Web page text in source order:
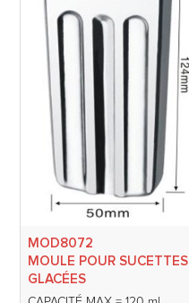
MOD8072
MOULE POUR SUCETTES
GLACÉES